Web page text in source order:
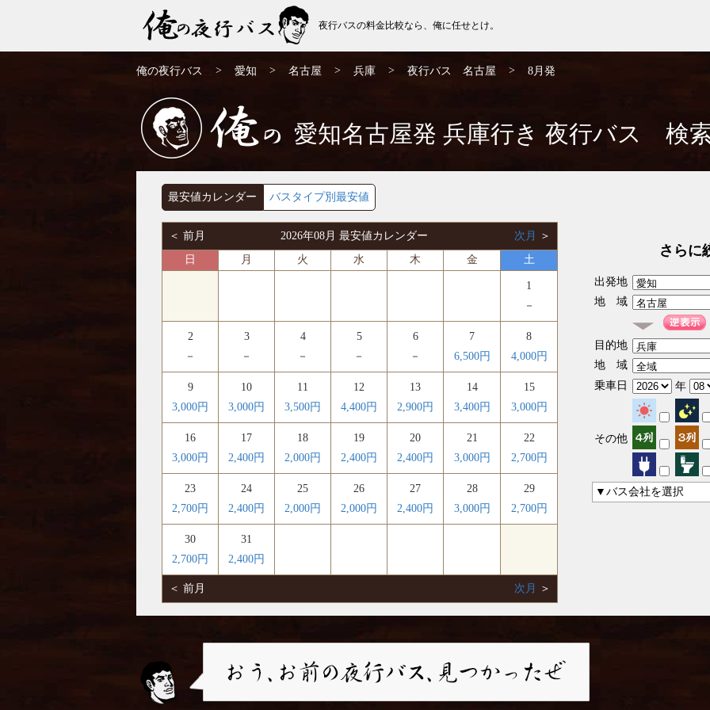
俺の夜行バス
夜行バスの料金比較なら、俺に任せとけ。
俺の夜行バス > 愛知 > 名古屋 > 兵庫 > 夜行バス 名古屋 > 8月発
俺の
愛知名古屋発 兵庫行き 夜行バス 検
最安値カレンダー バスタイプ別最安値
＜ 前月 2026年08月 最安値カレンダー 次月
＞
日
月 火 水 木 金 土
1
－
2
－
3
－
4
－
5
－
6
－
7
6,500円
8
4,000円
9
3,000円
10
3,000円
11
3,500円
12
4,400円
13
2,900円
14
3,400円
15
3,000円
16
3,000円
17
2,400円
18
2,000円
19
2,400円
20
2,400円
21
3,000円
22
2,700円
23
2,700円
24
2,400円
25
2,000円
26
2,000円
27
2,400円
28
3,000円
29
2,700円
30
2,700円
31
2,400円
＜ 前月 次月 ＞
さらに
出発地
地 域
目的地
地 域
乗車日
年
その他
▼バス会社を選択